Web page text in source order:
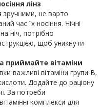
лінз
зручними, не варто
час їх носіння. Нічні
ніч, потрібно
щоб уникнути
приймайте вітаміни
важливі вітаміни групи В,
Додайте до раціону
За потреби
комплекси для